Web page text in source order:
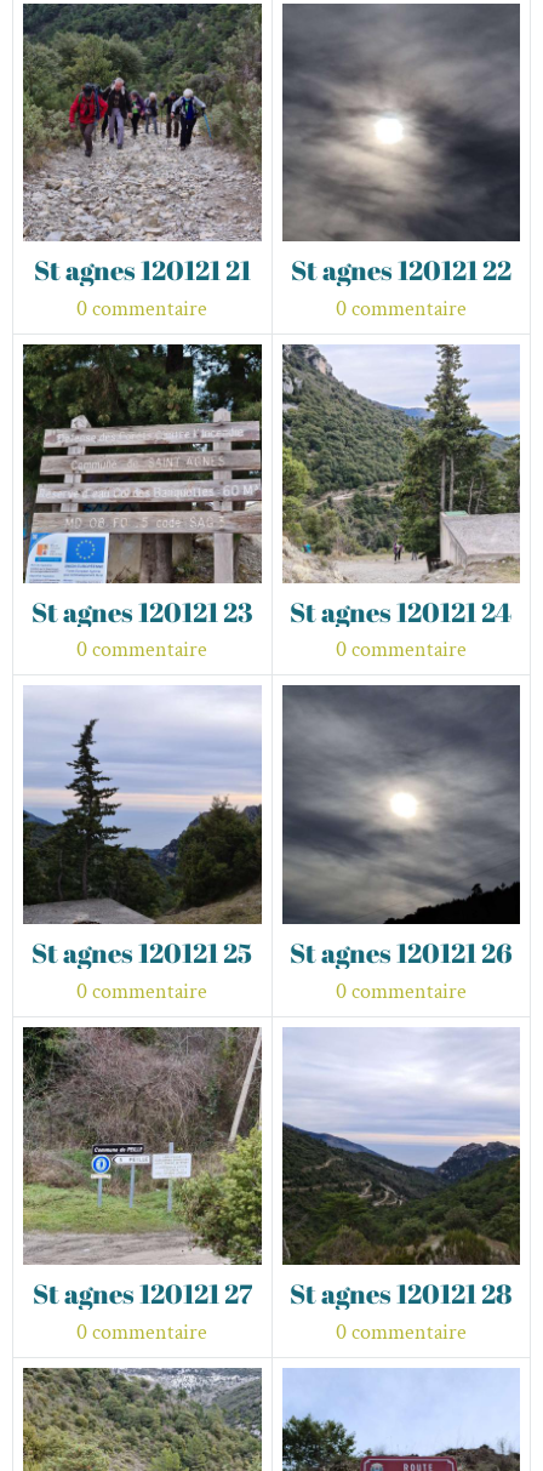
St agnes 120121 21
0 commentaire
St agnes 120121 22
0 commentaire
St agnes 120121 23
0 commentaire
St agnes 120121 24
0 commentaire
St agnes 120121 25
0 commentaire
St agnes 120121 26
0 commentaire
St agnes 120121 27
0 commentaire
St agnes 120121 28
0 commentaire